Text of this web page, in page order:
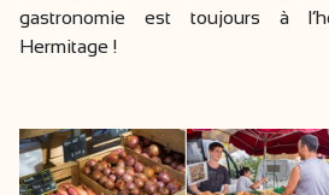
gastronomie est toujours à
Hermitage !